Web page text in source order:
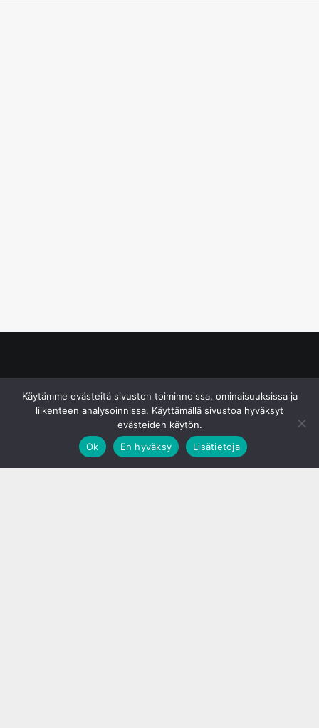
Käytämme evästeitä sivuston toiminnoissa, ominaisuuksissa ja
liikenteen analysoinnissa. Käyttämällä sivustoa hyväksyt
evästeiden käytön.
Ok
En hyväksy Lisätietoja